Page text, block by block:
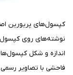
کپسول‌های پریورین
نوشته‌های روی
اندازه و شکل کپسول‌ها
فاحشی با تصاویر